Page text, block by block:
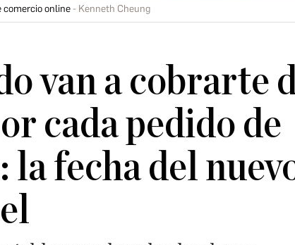
comercio online Kenneth Cheung
van a cobrarte
cada pedido de
la fecha del